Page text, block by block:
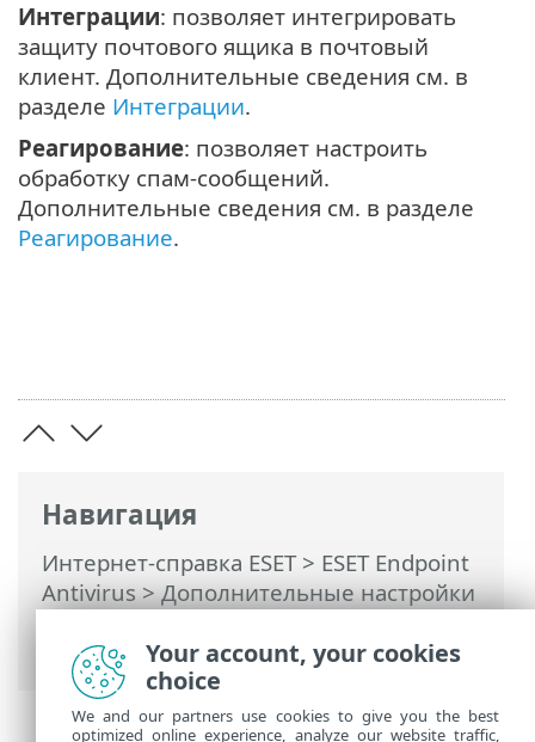
Навигация
Интернет-справка ESET> ESET Endpoint
Antivirus>Дополнительные настройки
> Защита почтового ящика
Интеграции: позволяет интегрировать
защиту почтового ящика в почтовый
клиент. Дополнительные сведения см. в
разделе Интеграции.
Реагирование: позволяет настроить
обработку спам-сообщений.
Дополнительные сведения см. в разделе
Реагирование.
Your account, your cookies
choice
We and our partners use cookies to give you the best
optimized online experience, analyze our website traffic,